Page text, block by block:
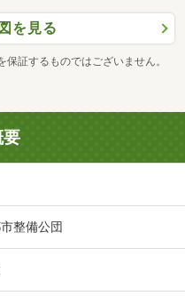
を見る
証するものではございません。
整備公団